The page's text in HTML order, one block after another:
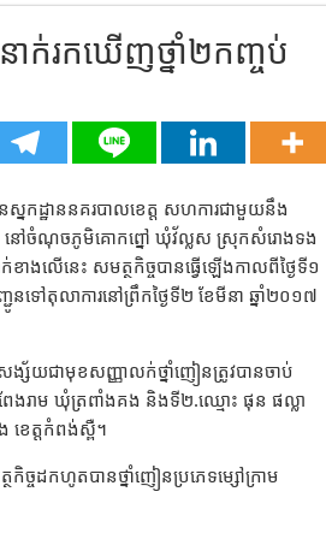
ក់រកឃើញថ្នាំ២កញ្ចប់
នកដ្ឋាននគរបាលខេត្ត សហការជាមួយនឹង
នៅចំណុចភូមិគោកព្នៅ ឃុំវ័ល្លស ស្រុកសំរោងទង
ងលើនេះ សមត្ថកិច្ចបានធ្វើឡើងកាលពីថ្ងៃទី១
ៅតុលាការនៅព្រឹកថ្ងៃទី២ ខែមីនា ឆ្នាំ២០១៧
ង្ស័យជាមុខសញ្ញាលក់ថ្នាំញៀនត្រូវបានចាប់
ងរាម ឃុំត្រពាំងគង និងទី២.ឈ្មោះ ផុន ផល្លា
េត្តកំពង់ស្ពឺ។
ច្ចដកហូតបានថ្នាំញៀនប្រភេទម្សៅក្រាម